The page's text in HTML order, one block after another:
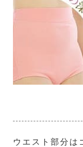
ウエスト部分は